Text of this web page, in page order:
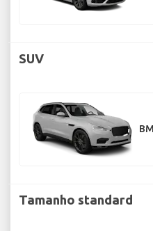
SUV
Tamanho standard